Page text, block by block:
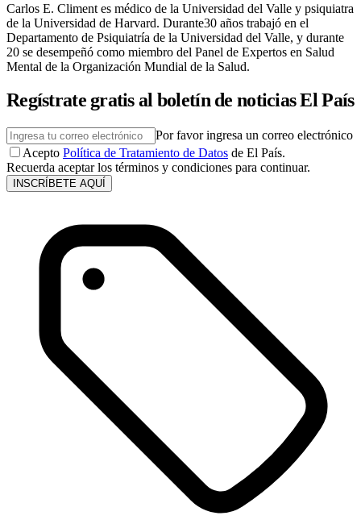
Carlos E. Climent es médico de la Universidad del Valle y psiquiatra
de la Universidad de Harvard. Durante30 años trabajó en el
Departamento de Psiquiatría de la Universidad del Valle, y durante
20 se desempeñó como miembro del Panel de Expertos en Salud
Mental de la Organización Mundial de la Salud.
Regístrate gratis al boletín de noticias El País
Por favor ingresa un correo electrónico
Acepto Política de Tratamiento de Datos de El País.
Recuerda aceptar los términos y condiciones para continuar.
INSCRÍBETE AQUÍ